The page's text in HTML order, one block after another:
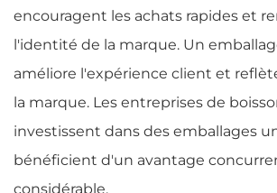
encouragent les achats rapides et
l'identité de la marque. Un
améliore l'expérience client et
la marque. Les entreprises de
investissent dans des emballages
bénéficient d'un avantage
considérable.